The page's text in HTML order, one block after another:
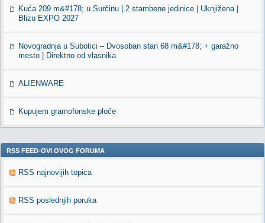
Kuća 209 m&#178; u Surčinu | 2 stambene jedinice | Uknjižena |
Blizu EXPO 2027
Novogradnja u Subotici – Dvosoban stan 68 m&#178; + garažno
mesto | Direktno od vlasnika
ALIENWARE
Kupujem gramofonske ploče
RSS FEED-OVI OVOG FORUMA
RSS najnovijih topica
RSS poslednjih poruka